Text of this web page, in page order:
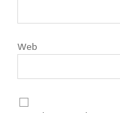
Web